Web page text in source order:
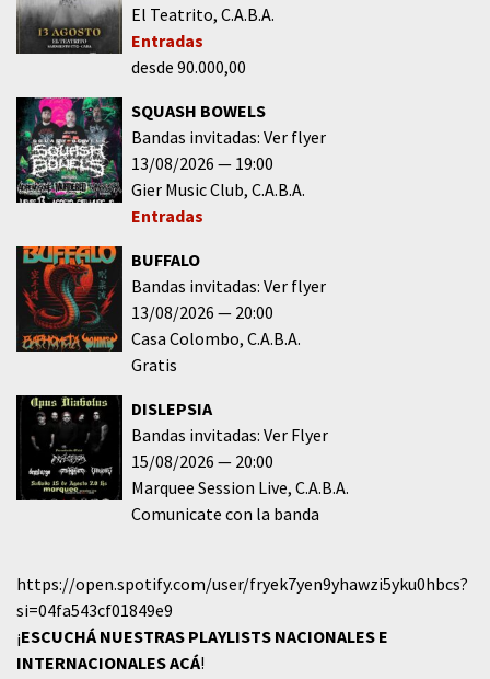
El Teatrito C.A.B.A.
Entradas
desde 90.000,00
SQUASH BOWELS
Bandas invitadas: Ver flyer
13/08/2026
19:00
Gier Music Club C.A.B.A.
Entradas
BUFFALO
Bandas invitadas: Ver flyer
13/08/2026
20:00
Casa Colombo C.A.B.A.
Gratis
DISLEPSIA
Bandas invitadas: Ver Flyer
15/08/2026
20:00
Marquee Session Live C.A.B.A.
Comunicate con la banda
https://open.spotify.com/user/fryek7yen9yhawzi5yku0hbcs?
si=04fa543cf01849e9
¡ESCUCHÁ NUESTRAS PLAYLISTS NACIONALES E
INTERNACIONALESACÁ!